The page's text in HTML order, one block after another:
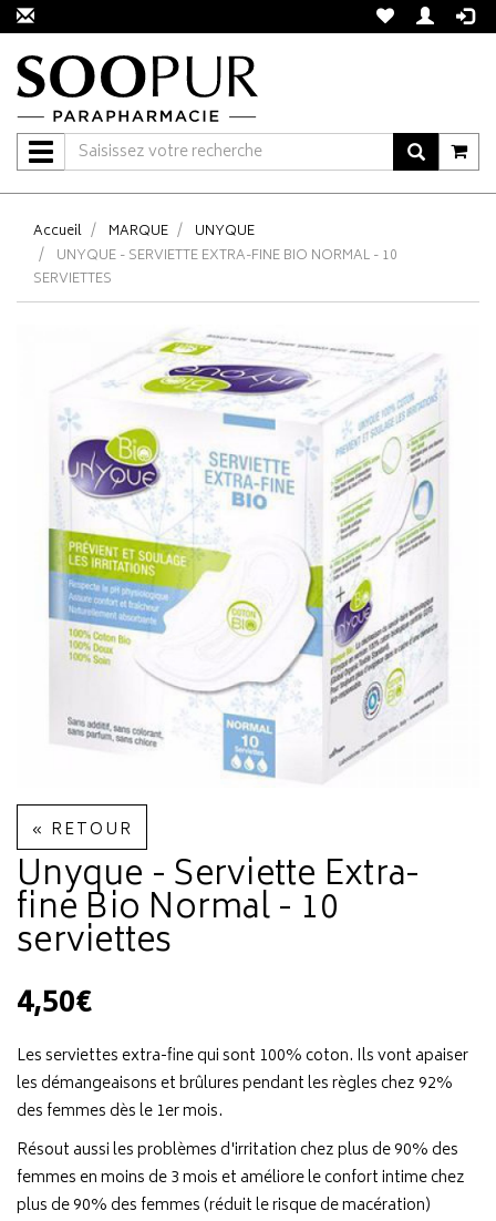
Navigation
Accueil MARQUE
UNYQUE
UNYQUE - SERVIETTE EXTRA-FINE BIO NORMAL - 10
SERVIETTES
« RETOUR
Unyque - Serviette Extra-
fine Bio Normal - 10
serviettes
4,50€
Les serviettes extra-fine qui sont 100% coton. Ils vont apaiser
les démangeaisons et brûlures pendant les règles chez 92%
des femmes dès le 1er mois.
Résout aussi les problèmes d'irritation chez plus de 90% des
femmes en moins de 3 mois et améliore le confort intime chez
plus de 90% des femmes (réduit le risque de macération)